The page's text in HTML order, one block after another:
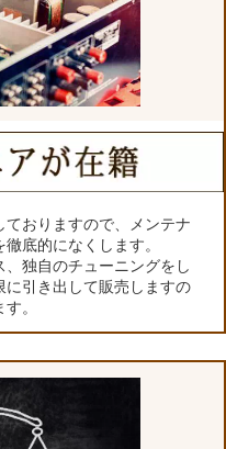
おりますので、メンテナ
底的になくします。
独自のチューニングをし
に引き出して販売しますの
。